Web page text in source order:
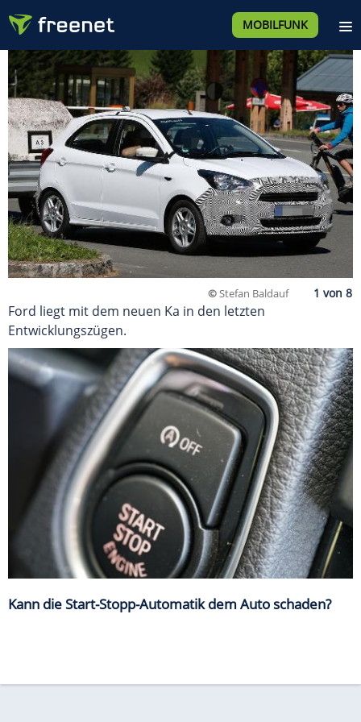
MOBILFUNK
©Stefan Baldauf
Ford liegt mit dem neuen Ka in den letzten
Entwicklungszügen.
Kann die Start-Stopp-Automatik dem Auto schaden?